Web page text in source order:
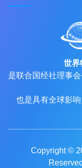
世界
是联合国经社理事
也是具有全球影
Copyright ©